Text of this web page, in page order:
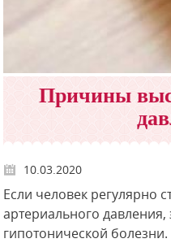
Причины
10.03.2020
Если человек регулярно
артериального давления,
гипотонической